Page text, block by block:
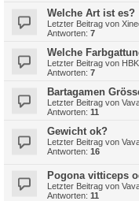
Welche Art ist es?
Letzter Beitrag von
Antworten: 7
Welche
Letzter Beitrag von HBK
Antworten: 7
Bartagamen
Letzter Beitrag von
Antworten: 11
Gewicht ok?
Letzter Beitrag von
Antworten: 16
Pogona vitticeps
Letzter Beitrag von
Antworten: 11